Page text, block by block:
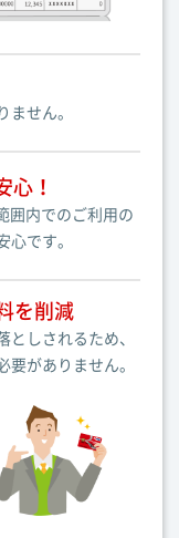
せん。
心！
囲内でのご利用の
です。
を削減
しされるため、
がありません。